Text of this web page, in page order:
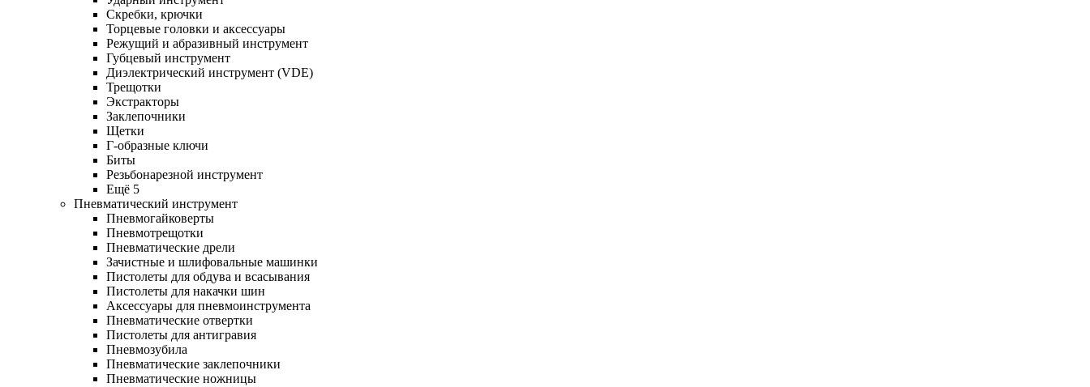
Скребки, крючки
Торцевые головки и аксессуары
Режущий и абразивный инструмент
Губцевый инструмент
Диэлектрический инструмент (VDE)
Трещотки
Экстракторы
Заклепочники
Щетки
Г-образные ключи
Биты
Резьбонарезной инструмент
Ещё 5
Пневматический инструмент
Пневмогайковерты
Пневмотрещотки
Пневматические дрели
Зачистные и шлифовальные машинки
Пистолеты для обдува и всасывания
Пистолеты для накачки шин
Аксессуары для пневмоинструмента
Пневматические отвертки
Пистолеты для антигравия
Пневмозубила
Пневматические заклепочники
Пневматические ножницы